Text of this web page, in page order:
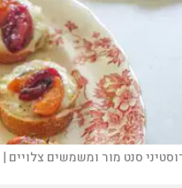
סנט מור ומשמשים צלויים |